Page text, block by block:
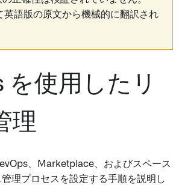
英語版の原文から機械的に翻訳され
を使用したリ
理
、Marketplace、およびスペース
理プロセスを設定する手順を説明し